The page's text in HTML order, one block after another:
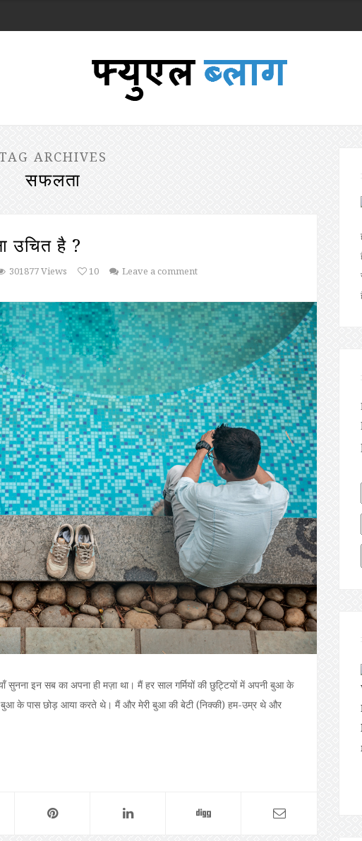
ARCHIVES
सफलता
उचित है ?
301877 Views 10 Leave a comment
सुनना इन सब का अपना ही मज़ा था। मैं हर साल गर्मियों की छुट्टियों में अपनी बुआ के
बुआ के पास छोड़ आया करते थे। मैं और मेरी बुआ की बेटी (निक्की) हम-उम्र थे और